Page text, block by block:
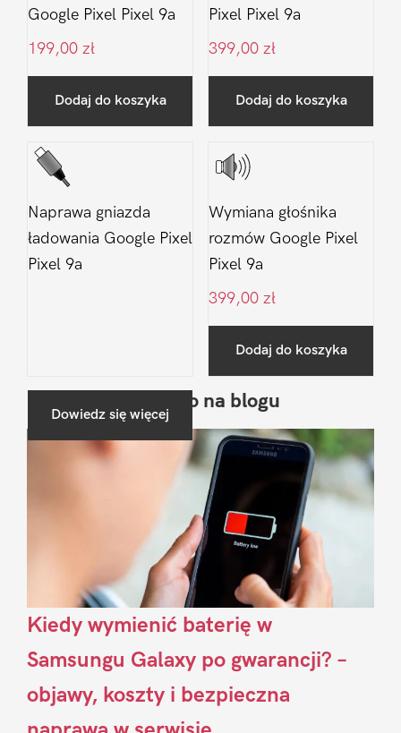
Google Pixel Pixel 9a
199,00 zł
Dodaj do koszyka
Pixel Pixel 9a
399,00 zł
Dodaj do koszyka
Naprawa gniazda
ładowania Google Pixel
Pixel 9a
Dowiedz się więcej
Wymiana głośnika
rozmów Google Pixel
Pixel 9a
399,00 zł
Dodaj do koszyka
Pierwszy
Sidebar
Ostatnio na blogu
Kiedy wymienić baterię w
Samsungu Galaxy po gwarancji? –
objawy, koszty i bezpieczna